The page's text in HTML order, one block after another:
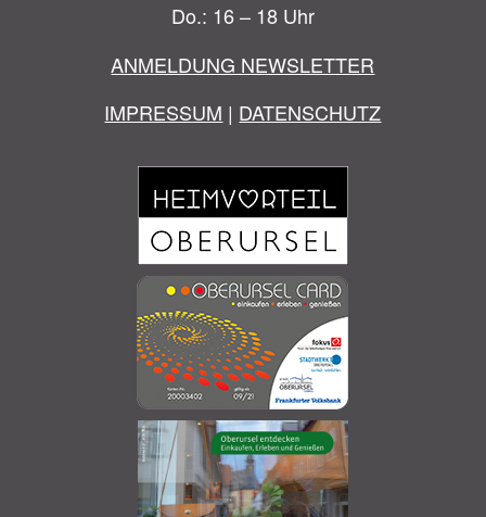
Do.: 16 – 18 Uhr
ANMELDUNG NEWSLETTER
IMPRESSUM | DATENSCHUTZ